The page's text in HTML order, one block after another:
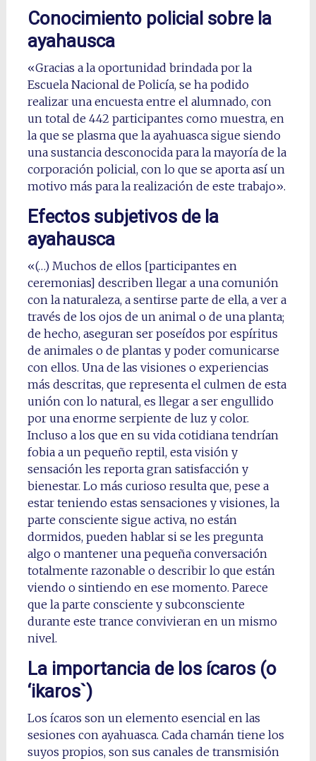
Conocimiento policial sobre la
ayahausca
«Gracias a la oportunidad brindada por la
Escuela Nacional de Policía, se ha podido
realizar una encuesta entre el alumnado, con
un total de 442 participantes como muestra, en
la que se plasma que la ayahuasca sigue siendo
una sustancia desconocida para la mayoría de la
corporación policial, con lo que se aporta así un
motivo más para la realización de este trabajo».
Efectos subjetivos de la
ayahausca
«(…) Muchos de ellos [participantes en
ceremonias] describen llegar a una comunión
con la naturaleza, a sentirse parte de ella, a ver a
través de los ojos de un animal o de una planta;
de hecho, aseguran ser poseídos por espíritus
de animales o de plantas y poder comunicarse
con ellos. Una de las visiones o experiencias
más descritas, que representa el culmen de esta
unión con lo natural, es llegar a ser engullido
por una enorme serpiente de luz y color.
Incluso a los que en su vida cotidiana tendrían
fobia a un pequeño reptil, esta visión y
sensación les reporta gran satisfacción y
bienestar. Lo más curioso resulta que, pese a
estar teniendo estas sensaciones y visiones, la
parte consciente sigue activa, no están
dormidos, pueden hablar si se les pregunta
algo o mantener una pequeña conversación
totalmente razonable o describir lo que están
viendo o sintiendo en ese momento. Parece
que la parte consciente y subconsciente
durante este trance convivieran en un mismo
nivel.
La importancia de los ícaros (o
‘ikaros`)
Los ícaros son un elemento esencial en las
sesiones con ayahuasca. Cada chamán tiene los
suyos propios, son sus canales de transmisión